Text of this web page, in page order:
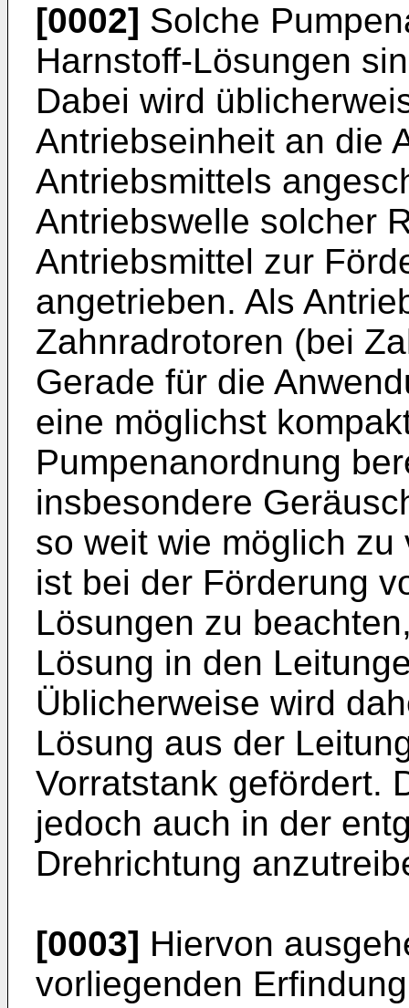
[0002] Solche
Harnstoff-Lösungen
Dabei wird
Antriebseinheit an die
Antriebsmittels
Antriebswelle solcher
Antriebsmittel zur
angetrieben. Als
Zahnradrotoren (bei
Gerade für die
eine möglichst
Pumpenanordnung
insbesondere
so weit wie möglich
ist bei der Förderung
Lösungen zu
Lösung in den
Üblicherweise wird
Lösung aus der
Vorratstank gefördert.
jedoch auch in der
Drehrichtung
[0003] Hiervon
vorliegenden